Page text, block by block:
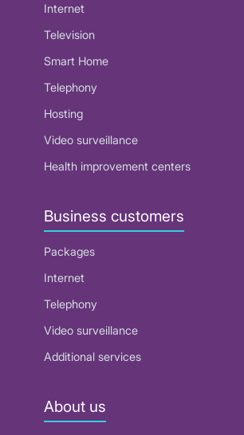
Internet
Television
Smart Home
Telephony
Hosting
Video surveillance
Health improvement centers
Business customers
Packages
Internet
Telephony
Video surveillance
Additional services
About us